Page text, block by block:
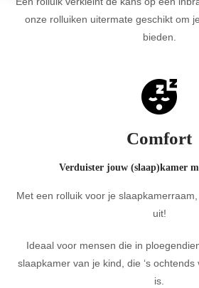
onze rolluiken uitermate geschikt om
bieden.
Comfort
Verduister jouw (slaap)kamer
Met een rolluik voor je
uit!
Ideaal voor mensen die in
slaapkamer van je kind, die ‘s
is.